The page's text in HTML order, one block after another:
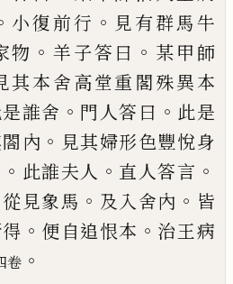
小復前行 。 見有群馬牛
物 。 羊子答 曰 。 某甲師
其本舍高堂重閣殊異本
誰舍 。 門人答曰 。 此是
內 。 見其婦形色豐悅身
。 此誰夫人 。 直人答言 。
從見象馬 。 及入舍內 。 皆
。 便自追恨本 。 治王病
卷 。